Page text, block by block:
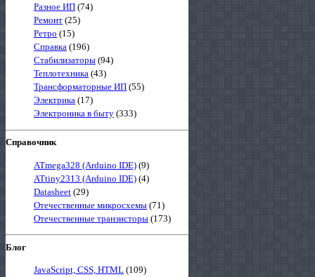
Разное ИП (74)
Ремонт (25)
Ретро (15)
Справка (196)
Стабилизаторы (94)
Теплотехника (43)
Трансформаторные ИП (55)
Электрика (17)
Электроника в быту (333)
Справочник
ATmega328 (Arduino IDE) (9)
ATtiny2313 (Arduino IDE) (4)
Datasheet (29)
Отечественные микросхемы (71)
Отечественные транзисторы (173)
Блог
JavaScript, CSS, HTML (109)